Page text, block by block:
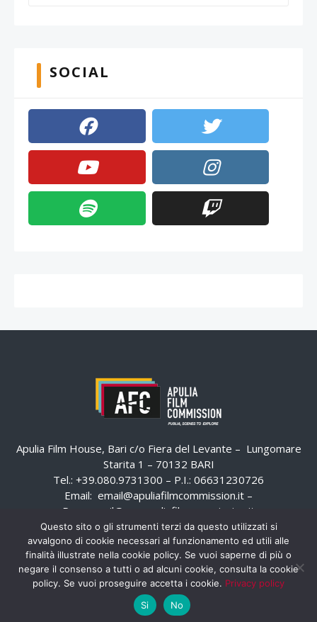
SOCIAL
Apulia Film House, Bari c/o Fiera del Levante – Lungomare
Starita 1 – 70132 BARI
Tel.: +39.080.9731300 – P.I.: 06631230726
Email: email@apuliafilmcommission.it –
Pec:
email@pec.apuliafilmcommission.it
Questo sito o gli strumenti terzi da questo utilizzati si
avvalgono di cookie necessari al funzionamento ed utili alle
finalità illustrate nella cookie policy. Se vuoi saperne di più o
negare il consenso a tutti o ad alcuni cookie, consulta la cookie
policy. Se vuoi proseguire accetta i cookie. Privacy policy
Si
No